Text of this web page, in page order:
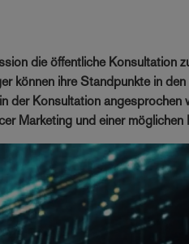
die öffentliche Konsultation
können ihre Standpunkte in
der Konsultation angesprochen
Marketing und einer möglichen